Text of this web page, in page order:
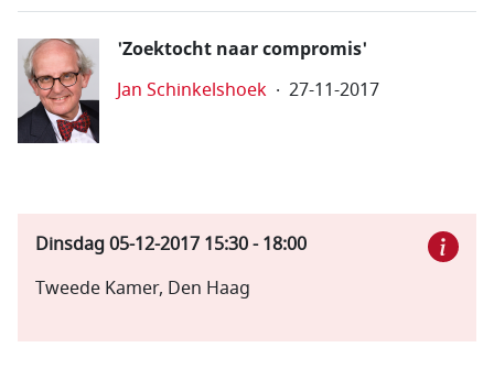
'Zoektocht naar compromis'
Jan Schinkelshoek 27-11-2017
Dinsdag 05-12-2017 15:30-18:00
Tweede Kamer, Den Haag